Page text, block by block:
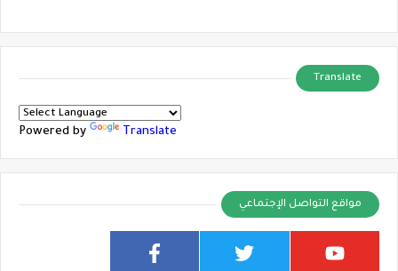
Translate
Powered by Translate
مواقع التواصل الإجتماعي